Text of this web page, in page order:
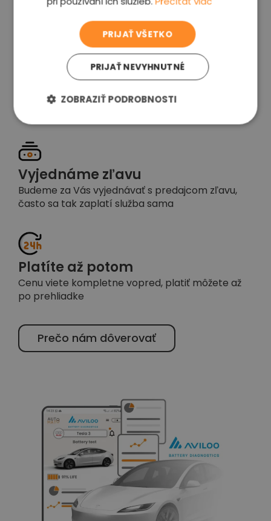
voľba
Garancia spokojnosti
Pokiaľ nebudete s našou prácou spokojní,
Vyjednáme zľavu
Budeme za Vás vyjednávať s predajcom zľavu,
často sa tak zaplatí služba sama
Platíte až potom
Cenu viete kompletne vopred, platiť môžete až
po prehliadke
Prečo nám dôverovať
PRIJAŤ VŠETKO
PRIJAŤ NEVYHNUTNÉ
ZOBRAZIŤ PODROBNOSTI